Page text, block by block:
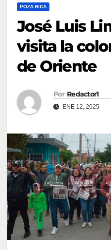
POZA RICA
José Luis
visita la
de Oriente
Por Redactor1
ENE 12, 2025